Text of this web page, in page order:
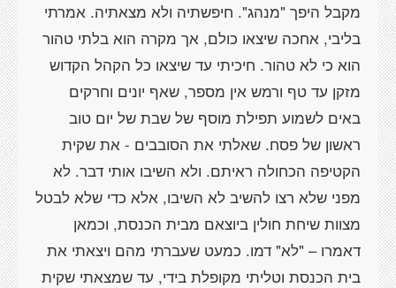
מקבל היפך "מנהג". חיפשתיה ולא מצאתיה. אמרתי
בליבי, אחכה שיצאו כולם, אך מקרה הוא בלתי טהור
הוא כי לא טהור. חיכיתי עד שיצאו כל הקהל הקדוש
מזקן עד טף ורמש אין מספר, שאף יונים וחרקים
באים לשמוע תפילת מוסף של שבת של יום טוב
ראשון של פסח. שאלתי את הסובבים - את שקית
הקטיפה הכחולה ראיתם. ולא השיבו אותי דבר. לא
מפני שלא רצו להשיב לא השיבו, אלא כדי שלא לבטל
מצוות שיחת חולין ביוצאם מבית הכנסת, וכמאן
דאמרו – "לא" דמו. כמעט שעברתי מהם ויצאתי את
בית הכנסת וטליתי מקופלת בידי, עד שמצאתי שקית